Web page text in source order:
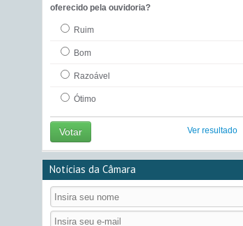
oferecido pela ouvidoria?
Ruim
Bom
Razoável
Ótimo
Votar Ver resultado
Notícias da Câmara